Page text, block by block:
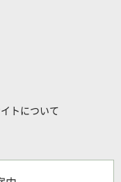
トについて